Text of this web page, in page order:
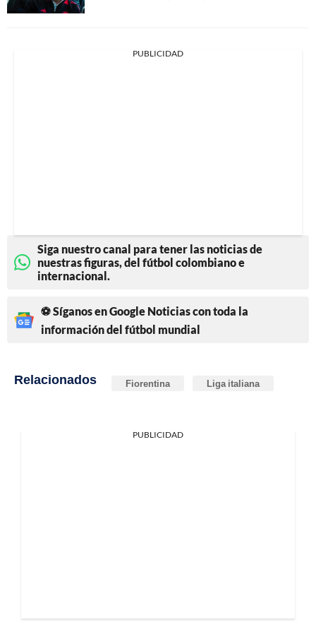
PUBLICIDAD
Siga nuestro canal para tener las noticias de
nuestras figuras, del fútbol colombiano e
internacional.
⚽ Síganos en Google Noticias con toda la
información del fútbol mundial
Relacionados Fiorentina Liga italiana
PUBLICIDAD